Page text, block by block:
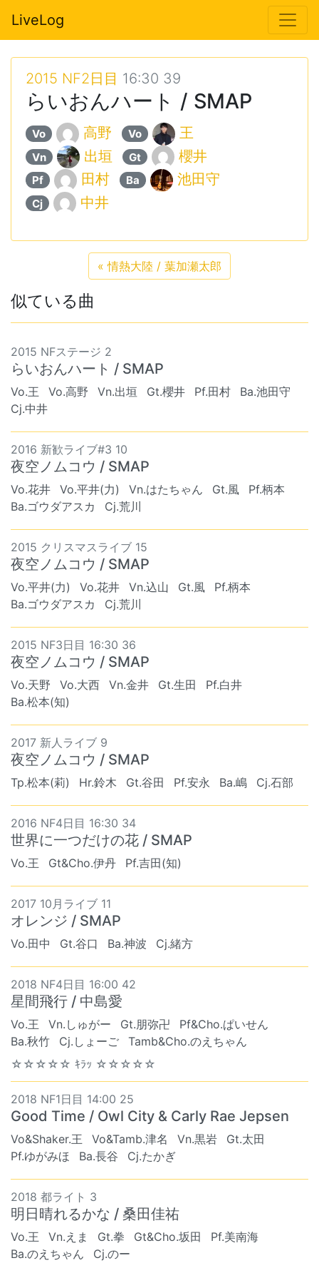
LiveLog
2015 NF2日目 16:30 39
らいおんハート / SMAP
Vo 高野 Vo 王
Vn 出垣 Gt 櫻井
Pf 田村 Ba 池田守
Cj 中井
« 情熱大陸 / 葉加瀬太郎
似ている曲
2015 NFステージ 2
らいおんハート / SMAP
Vo.王 Vo.高野 Vn.出垣 Gt.櫻井 Pf.田村
Ba.池田守
Cj.中井
2016 新歓ライブ#3 10
夜空ノムコウ / SMAP
Vo.花井 Vo.平井(力) Vn.はたちゃん Gt.風
Pf.柄本
Ba.ゴウダアスカ
Cj.荒川
2015 クリスマスライブ 15
夜空ノムコウ / SMAP
Vo.平井(力) Vo.花井 Vn.込山 Gt.風
Pf.柄本
Ba.ゴウダアスカ
Cj.荒川
2015 NF3日目 16:30 36
夜空ノムコウ / SMAP
Vo.天野 Vo.大西 Vn.金井 Gt.生田
Pf.白井
Ba.松本(知)
2017 新人ライブ 9
夜空ノムコウ / SMAP
Tp.松本(莉) Hr.鈴木 Gt.谷田 Pf.安永 Ba.嶋 Cj.石部
2016 NF4日目 16:30 34
世界に一つだけの花 / SMAP
Vo.王 Gt&Cho.伊丹 Pf.吉田(知)
2017 10月ライブ 11
オレンジ / SMAP
Vo.田中 Gt.谷口 Ba.神波 Cj.緒方
2018 NF4日目 16:00 42
星間飛行 / 中島愛
Vo.王 Vn.しゅがー Gt.朋弥卍
Pf&Cho.ぱいせん
Ba.秋竹
Cj.しょーご
Tamb&Cho.のえちゃん
☆☆☆☆☆ ｷﾗｯ ☆☆☆☆☆
2018 NF1日目 14:00 25
Good Time / Owl City & Carly Rae Jepsen
Vo&Shaker.王 Vo&Tamb.津名 Vn.黒岩
Gt.太田
Pf.ゆがみほ
Ba.長谷 Cj.たかぎ
2018 都ライト 3
明日晴れるかな / 桑田佳祐
Vo.王 Vn.えま Gt.拳 Gt&Cho.坂田
Pf.美南海
Ba.のえちゃん
Cj.のー